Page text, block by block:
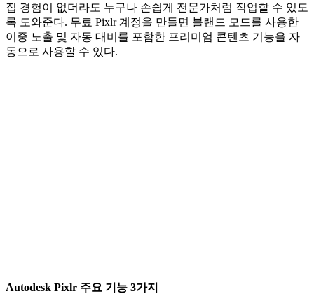
집 경험이 없더라도 누구나 손쉽게 전문가처럼 작업할 수 있도
록 도와준다. 무료 Pixlr 계정을 만들면 블랜드 모드를 사용한
이중 노출 및 자동 대비를 포함한 프리미엄 콘텐츠 기능을 자
동으로 사용할 수 있다.
Autodesk Pixlr 주요 기능 3가지